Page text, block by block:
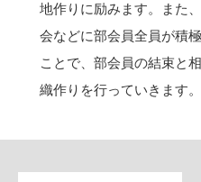
地作りに励みます。また
会などに部会員全員が積
ことで、部会員の結束と
織作りを行っていきます。